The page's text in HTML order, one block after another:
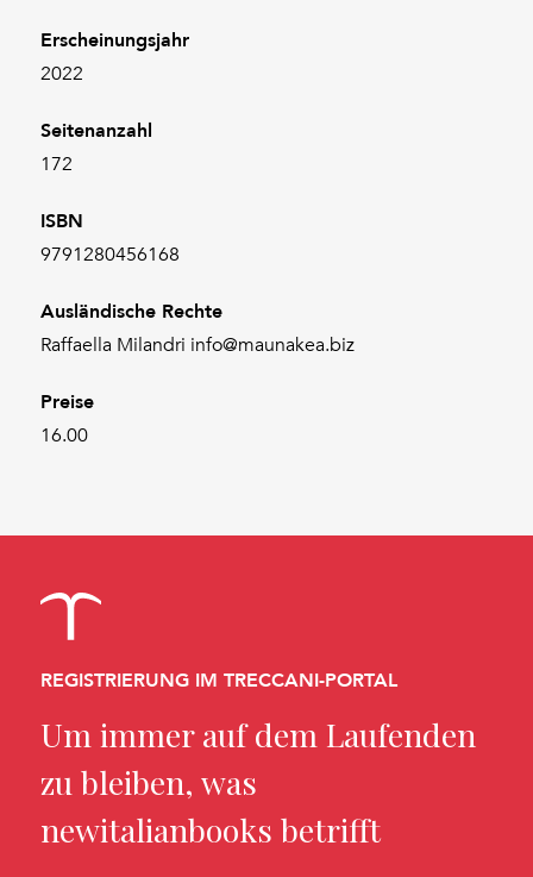
Erscheinungsjahr
2022
Seitenanzahl
172
ISBN
9791280456168
Ausländische Rechte
Raffaella Milandri info@maunakea.biz
Preise
16.00
REGISTRIERUNG IM TRECCANI-PORTAL
Um immer auf dem Laufenden
zu bleiben, was
newitalianbooks betrifft